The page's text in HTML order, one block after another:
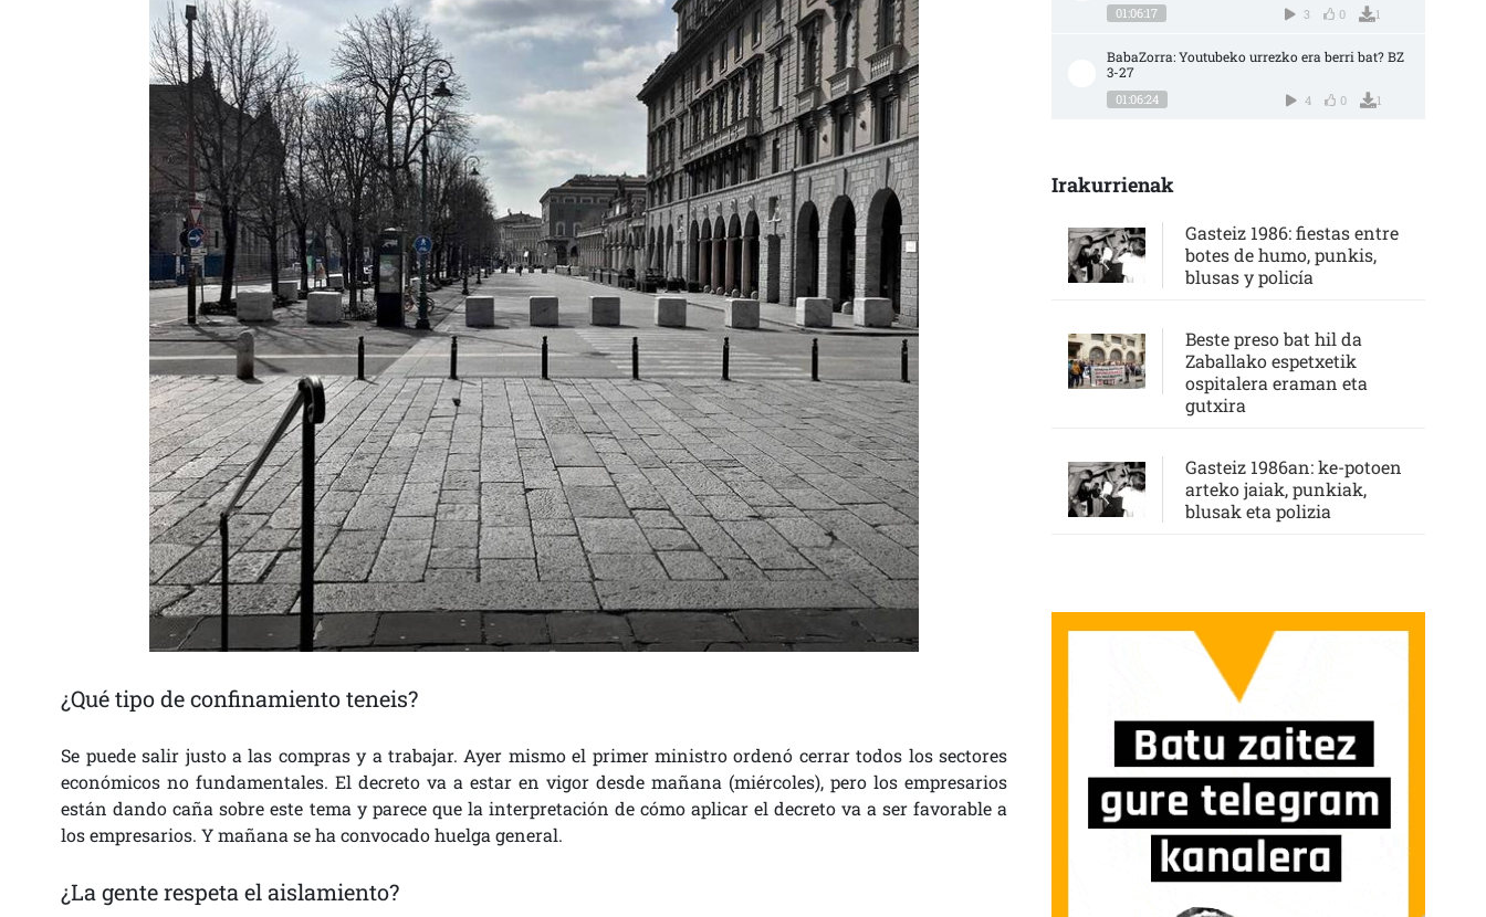
¿Qué tipo de confinamiento teneis?
Se puede salir justo a las compras y a trabajar. Ayer mismo el primer ministro ordenó cerrar todos los sectores
económicos no fundamentales. El decreto va a estar en vigor desde mañana (miércoles), pero los empresarios
están dando caña sobre este tema y parece que la interpretación de cómo aplicar el decreto va a ser favorable a
los empresarios. Y mañana se ha convocado huelga general.
¿La gente respeta el aislamiento?
01:06:17 3 0 1
BabaZorra: Youtubeko urrezko era berri bat? BZ
3-27
01:06:24 4 0 1
Irakurrienak
Gasteiz 1986: fiestas entre
botes de humo, punkis,
blusas y policía
Beste preso bat hil da
Zaballako espetxetik
ospitalera eraman eta
gutxira
Gasteiz 1986an: ke-potoen
arteko jaiak, punkiak,
blusak eta polizia